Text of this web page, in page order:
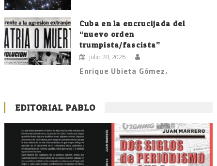
Cuba en la encrucijada del
“nuevo orden
trumpista/fascista”
julio 28, 2026
Enrique Ubieta Gómez.
EDITORIAL PABLO